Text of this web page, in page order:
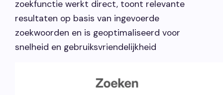
zoekfunctie werkt direct, toont relevante
resultaten op basis van ingevoerde
zoekwoorden en is geoptimaliseerd voor
snelheid en gebruiksvriendelijkheid